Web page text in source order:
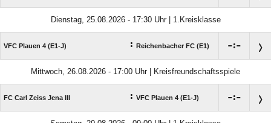
Dienstag, 25.08.2026 - 17:30 Uhr | 1.Kreisklasse
VFC Plauen 4 (E1-J) : Reichenbacher FC (E1) :
Mittwoch, 26.08.2026 - 17:00 Uhr | Kreisfreundschaftsspiele
FC Carl Zeiss Jena III : VFC Plauen 4 (E1-J) :